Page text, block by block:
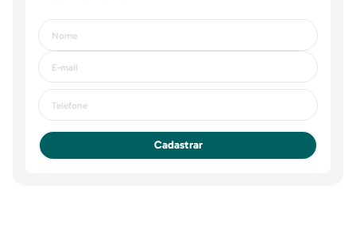
Cadastrar